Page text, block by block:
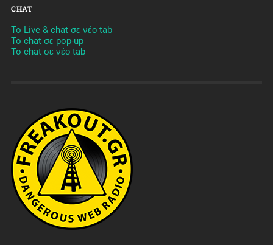
CHAT
To Live & chat σε νέο tab
To chat σε pop-up
To chat σε νέο tab